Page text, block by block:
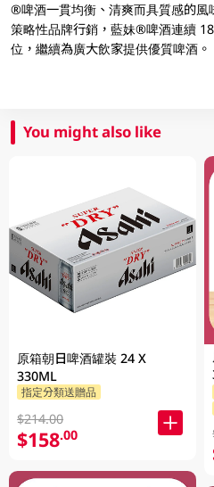
®啤酒一貫均衡、清爽而具質感的風
策略性品牌行銷，藍妹®啤酒連續
位，繼續為廣大飲家提供優質啤酒。
You might also like
原箱朝日啤酒罐裝 24 X
330ML
指定分類送贈品
$214.00
$158.00